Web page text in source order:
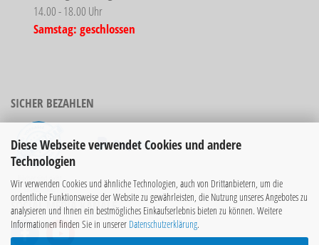
Diese Webseite verwendet Cookies und andere
Technologien
Wir verwenden Cookies und ähnliche Technologien, auch von Drittanbietern, um die
ordentliche Funktionsweise der Website zu gewährleisten, die Nutzung unseres Angebotes zu
analysieren und Ihnen ein bestmögliches Einkaufserlebnis bieten zu können. Weitere
Informationen finden Sie in unserer Datenschutzerklärung.
14.00 - 18.00 Uhr
Samstag: geschlossen
SICHER BEZAHLEN
Bücher sind nicht
rabattierbar!
SOCIAL MEDIA KANÄLE